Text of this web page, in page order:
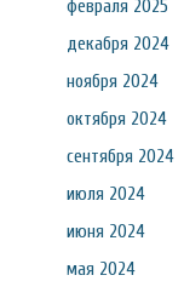
февраля 2025
декабря 2024
ноября 2024
октября 2024
сентября 2024
июля 2024
июня 2024
мая 2024